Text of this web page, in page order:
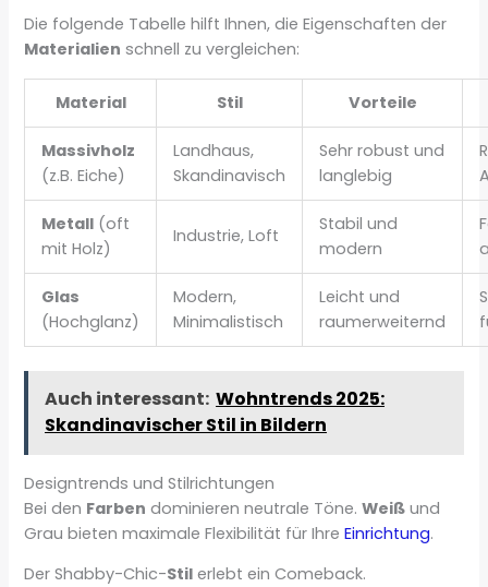
Die folgende Tabelle hilft Ihnen, die Eigenschaften der
Materialien schnell zu vergleichen:
Material Stil Vorteile
Massivholz
(z.B. Eiche)
Landhaus,
Skandinavisch
Sehr robust und
langlebig
Metall (oft
mit Holz)
Industrie, Loft
Stabil und
modern
Glas
(Hochglanz)
Modern,
Minimalistisch
Leicht und
raumerweiternd
Auch interessant: Wohntrends 2025:
Skandinavischer Stil in Bildern
Designtrends und Stilrichtungen
Bei den Farben dominieren neutrale Töne.Weiß und
Grau bieten maximale Flexibilität für IhreEinrichtung.
Der Shabby-Chic-Stil erlebt ein Comeback.